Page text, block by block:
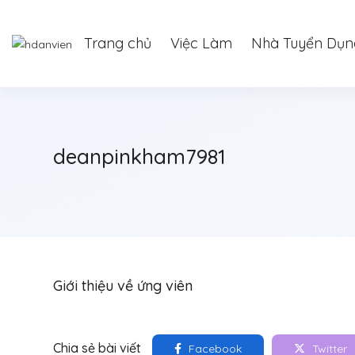
Trang chủ Việc Làm Nhà Tuyển
deanpinkham7981
Giới thiệu về ứng viên
Chia sẻ bài viết Facebook Twitter